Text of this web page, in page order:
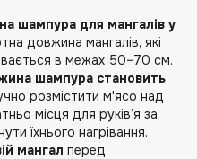
шампура для мангалів у
довжина мангалів, які
в межах 50–70 см.
шампура становить
розмістити м'ясо над
місця для руків’я за
їхнього нагрівання.
мангал перед